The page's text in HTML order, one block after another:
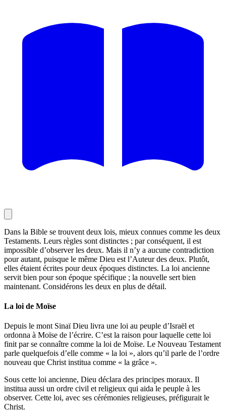
Dans la Bible se trouvent deux lois, mieux connues comme les deux
Testaments. Leurs règles sont distinctes ; par conséquent, il est
impossible d’observer les deux. Mais il n’y a aucune contradiction
pour autant, puisque le même Dieu est l’Auteur des deux. Plutôt,
elles étaient écrites pour deux époques distinctes. La loi ancienne
servit bien pour son époque spécifique ; la nouvelle sert bien
maintenant. Considérons les deux en plus de détail.
La loi de Moïse
Depuis le mont Sinaï Dieu livra une loi au peuple d’Israël et
ordonna à Moïse de l’écrire. C’est la raison pour laquelle cette loi
finit par se connaître comme la loi de Moïse. Le Nouveau Testament
parle quelquefois d’elle comme « la loi », alors qu’il parle de l’ordre
nouveau que Christ institua comme « la grâce ».
Sous cette loi ancienne, Dieu déclara des principes moraux. Il
institua aussi un ordre civil et religieux qui aida le peuple à les
observer. Cette loi, avec ses cérémonies religieuses, préfigurait le
Christ.